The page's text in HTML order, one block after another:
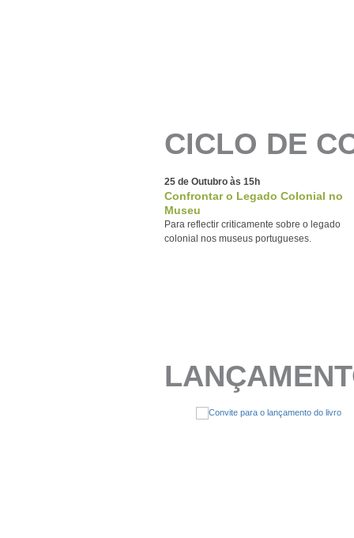
CICLO DE
25 de Outubro às 15h
Confrontar o Legado Colonial no
Museu
Para reflectir criticamente sobre o legado
colonial nos museus portugueses.